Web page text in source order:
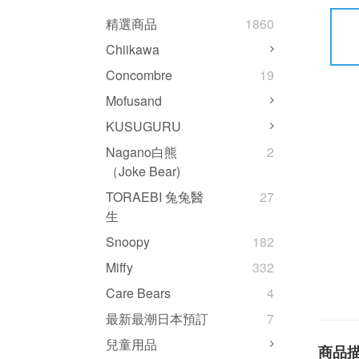
精選商品
1860
Chiikawa
Concombre
19
Mofusand
KUSUGURU
Nagano白熊
（Joke Bear)
2
TORAEBI 兔兔醫
生
27
Snoopy
182
Miffy
332
Care Bears
4
最新最潮日本預訂
7
兒童用品
商品